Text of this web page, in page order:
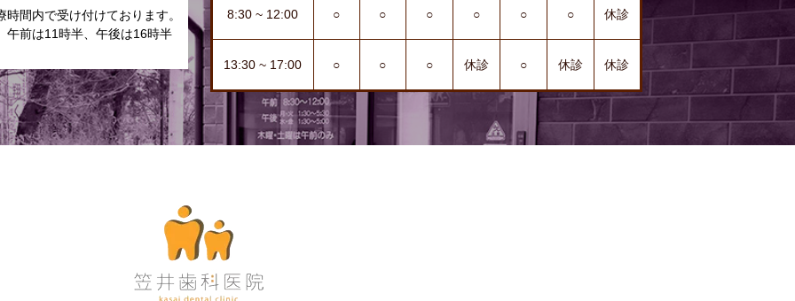
時間内で受け付けております。
午前は11時半、午後は16時半
8:30 ~ 12:00 ○ ○ ○ ○ ○ ○ 休診
13:30 ~ 17:00 ○ ○ ○ 休診 ○ 休診 休診